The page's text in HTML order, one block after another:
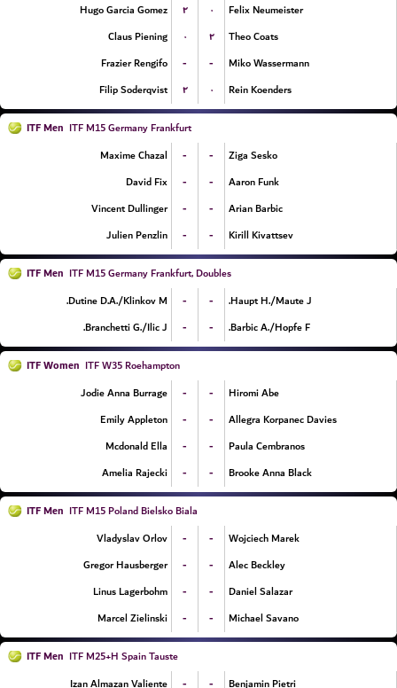
Hugo Garcia Gomez
۲ ۰
Felix Neumeister
Claus Piening
۰ ۲
Theo Coats
Frazier Rengifo
- -
Miko Wassermann
Filip Soderqvist
۲ ۰ Rein Koenders
ITF Men ITF M15 Germany Frankfurt
Maxime Chazal
- -
Ziga Sesko
David Fix
- -
Aaron Funk
Vincent Dullinger
- -
Arian Barbic
Julien Penzlin
- - Kirill Kivattsev
ITF Men ITF M15 Germany Frankfurt, Doubles
Dutine D.A./Klinkov M.
- -
Haupt H./Maute J.
Branchetti G./Ilic J.
- - Barbic A./Hopfe F.
ITF Women ITF W35 Roehampton
Jodie Anna Burrage
- -
Hiromi Abe
Emily Appleton
- -
Allegra Korpanec Davies
Mcdonald Ella
- -
Paula Cembranos
Amelia Rajecki
- - Brooke Anna Black
ITF Men ITF M15 Poland Bielsko Biala
Vladyslav Orlov
- -
Wojciech Marek
Gregor Hausberger
- -
Alec Beckley
Linus Lagerbohm
- -
Daniel Salazar
Marcel Zielinski
- - Michael Savano
ITF Men ITF M25+H Spain Tauste
Izan Almazan Valiente
- - Benjamin Pietri